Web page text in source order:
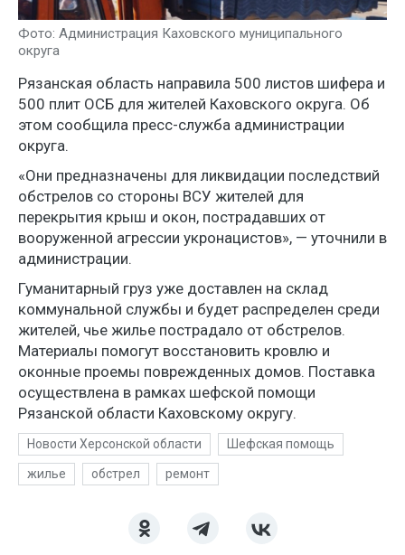
Фото: Администрация Каховского муниципального
округа
Рязанская область направила 500 листов шифера и
500 плит ОСБ для жителей Каховского округа. Об
этом сообщила пресс-служба администрации
округа.
«Они предназначены для ликвидации последствий
обстрелов со стороны ВСУ жителей для
перекрытия крыш и окон, пострадавших от
вооруженной агрессии укронацистов», — уточнили в
администрации.
Гуманитарный груз уже доставлен на склад
коммунальной службы и будет распределен среди
жителей, чье жилье пострадало от обстрелов.
Материалы помогут восстановить кровлю и
оконные проемы поврежденных домов. Поставка
осуществлена в рамках шефской помощи
Рязанской области Каховскому округу.
Новости Херсонской области Шефская помощь
жилье обстрел ремонт